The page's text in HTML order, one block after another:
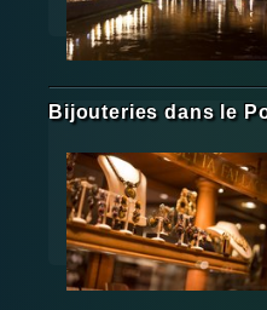
Bijouteries dans le